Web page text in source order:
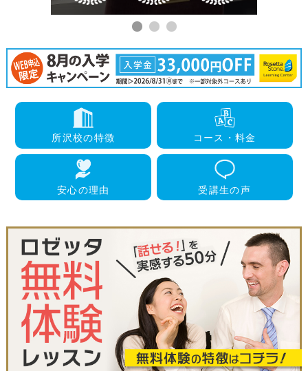
所沢校の特徴 コース・料金
安心の理由 受講生の声